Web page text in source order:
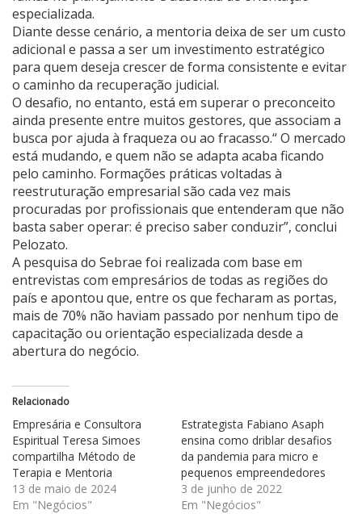
especializada.
Diante desse cenário, a mentoria deixa de ser um custo
adicional e passa a ser um investimento estratégico
para quem deseja crescer de forma consistente e evitar
o caminho da recuperação judicial.
O desafio, no entanto, está em superar o preconceito
ainda presente entre muitos gestores, que associam a
busca por ajuda à fraqueza ou ao fracasso.“ O mercado
está mudando, e quem não se adapta acaba ficando
pelo caminho. Formações práticas voltadas à
reestruturação empresarial são cada vez mais
procuradas por profissionais que entenderam que não
basta saber operar: é preciso saber conduzir”, conclui
Pelozato.
A pesquisa do Sebrae foi realizada com base em
entrevistas com empresários de todas as regiões do
país e apontou que, entre os que fecharam as portas,
mais de 70% não haviam passado por nenhum tipo de
capacitação ou orientação especializada desde a
abertura do negócio.
Relacionado
Empresária e Consultora
Espiritual Teresa Simoes
compartilha Método de
Terapia e Mentoria
13 de maio de 2024
Em "Negócios"
Estrategista Fabiano Asaph
ensina como driblar desafios
da pandemia para micro e
pequenos empreendedores
3 de junho de 2022
Em "Negócios"